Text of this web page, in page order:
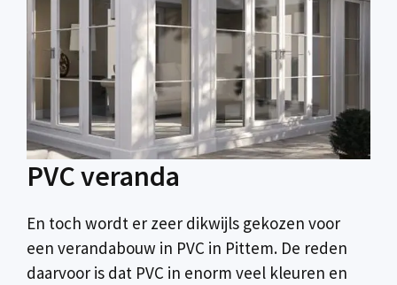
PVC veranda
En toch wordt er zeer dikwijls gekozen voor
een verandabouw in PVC in Pittem. De reden
daarvoor is dat PVC in enorm veel kleuren en